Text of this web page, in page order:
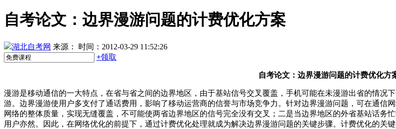
自考论文：边界漫游问题的计费优化方案
湖北自考网 来源：
时间：2012-03-29 11:52:26
+领取
自考论文：边界漫游问题的计费优化方
漫游是移动通信的一大特点，在省与省之间的边界地区，由于基站信号交叉覆盖，手机可能在未漫游出省的情况
游。边界漫游使用户多支付了通话费用，影响了移动运营商的信誉与市场竞争力。针对边界漫游问题，可在通信
网络的整体质量，实现无缝覆盖，不可能使两省边界地区的信号完全没有交叉；二是当边界地区的外省基站话务
用户亦然。因此，在网络优化的前提下，通过计费优化处理就成为解决边界漫游问题的关键步骤。计费优化的关